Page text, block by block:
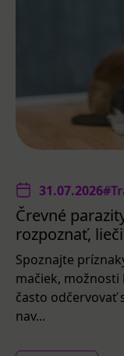
31.07.2026
Črevné
rozpoznať,
Spoznajte
mačiek, možnosti
často odčervovať
nav...